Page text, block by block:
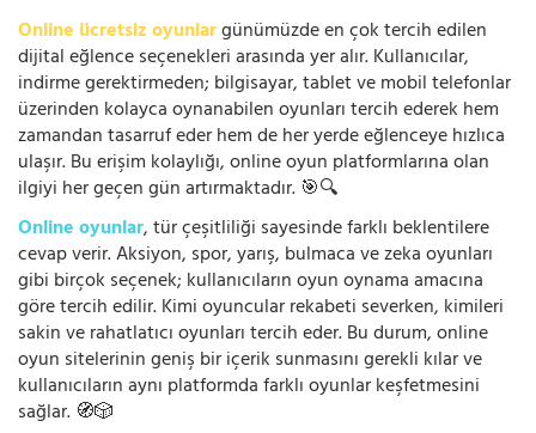
Online ücretsiz oyunlargünümüzde en çok tercih edilen
dijital eğlence seçenekleri arasında yer alır. Kullanıcılar,
indirme gerektirmeden; bilgisayar, tablet ve mobil telefonlar
üzerinden kolayca oynanabilen oyunları tercih ederek hem
zamandan tasarruf eder hem de her yerde eğlenceye hızlıca
ulaşır. Bu erişim kolaylığı, online oyun platformlarına olan
ilgiyi her geçen gün artırmaktadır. 🎯🔍
Online oyunlar, tür çeşitliliği sayesinde farklı beklentilere
cevap verir. Aksiyon, spor, yarış, bulmaca ve zeka oyunları
gibi birçok seçenek; kullanıcıların oyun oynama amacına
göre tercih edilir. Kimi oyuncular rekabeti severken, kimileri
sakin ve rahatlatıcı oyunları tercih eder. Bu durum, online
oyun sitelerinin geniş bir içerik sunmasını gerekli kılar ve
kullanıcıların aynı platformda farklı oyunlar keşfetmesini
sağlar. 🧭🎲